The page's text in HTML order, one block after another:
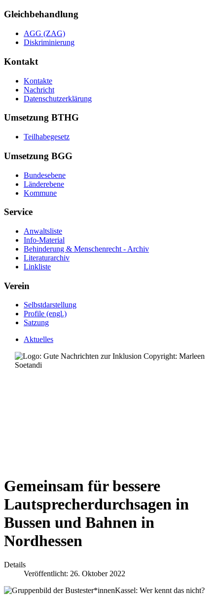
Gleichbehandlung
AGG (ZAG)
Diskriminierung
Kontakt
Kontakte
Nachricht
Datenschutzerklärung
Umsetzung BTHG
Teilhabegesetz
Umsetzung BGG
Bundesebene
Länderebene
Kommune
Service
Anwaltsliste
Info-Material
Behinderung & Menschenrecht - Archiv
Literaturarchiv
Linkliste
Verein
Selbstdarstellung
Profile (engl.)
Satzung
Aktuelles
Gemeinsam für bessere
Lautsprecherdurchsagen in
Bussen und Bahnen in
Nordhessen
Details
Veröffentlicht: 26. Oktober 2022
Kassel: Wer kennt das nicht?